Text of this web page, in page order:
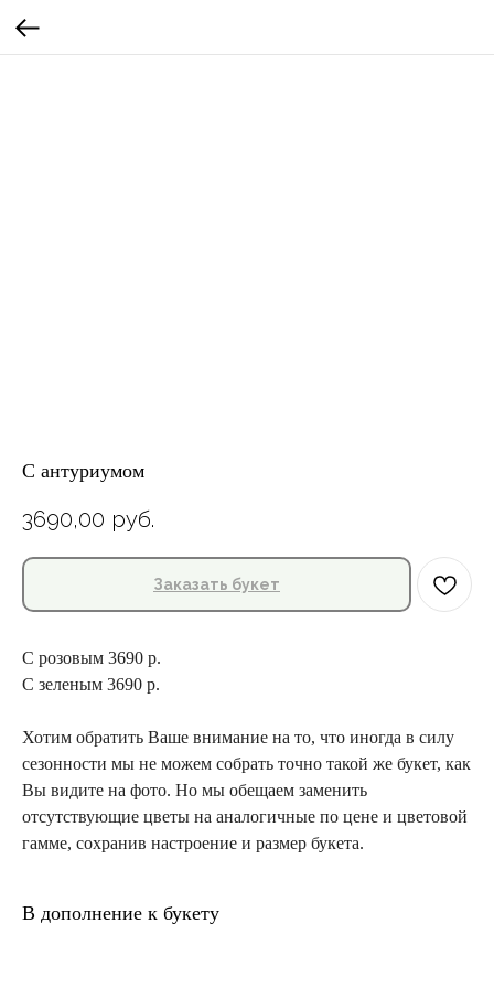
С антуриумом
3690,00 руб.
Заказать букет
С розовым 3690 р.
С зеленым 3690 р.
Хотим обратить Ваше внимание на то, что иногда в силу
сезонности мы не можем собрать точно такой же букет, как
Вы видите на фото. Но мы обещаем заменить
отсутствующие цветы на аналогичные по цене и цветовой
гамме, сохранив настроение и размер букета.
В дополнение к букету